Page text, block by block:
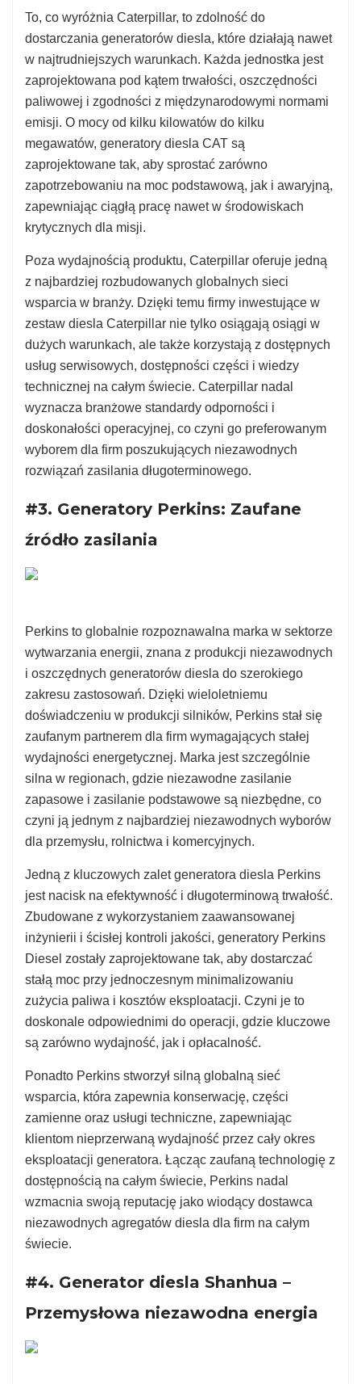
To, co wyróżnia Caterpillar, to zdolność do
dostarczania generatorów diesla, które działają nawet
w najtrudniejszych warunkach. Każda jednostka jest
zaprojektowana pod kątem trwałości, oszczędności
paliwowej i zgodności z międzynarodowymi normami
emisji. O mocy od kilku kilowatów do kilku
megawatów, generatory diesla CAT są
zaprojektowane tak, aby sprostać zarówno
zapotrzebowaniu na moc podstawową, jak i awaryjną,
zapewniając ciągłą pracę nawet w środowiskach
krytycznych dla misji.
Poza wydajnością produktu, Caterpillar oferuje jedną
z najbardziej rozbudowanych globalnych sieci
wsparcia w branży. Dzięki temu firmy inwestujące w
zestaw diesla Caterpillar nie tylko osiągają osiągi w
dużych warunkach, ale także korzystają z dostępnych
usług serwisowych, dostępności części i wiedzy
technicznej na całym świecie. Caterpillar nadal
wyznacza branżowe standardy odporności i
doskonałości operacyjnej, co czyni go preferowanym
wyborem dla firm poszukujących niezawodnych
rozwiązań zasilania długoterminowego.
#3. Generatory Perkins: Zaufane
źródło zasilania
Perkins to globalnie rozpoznawalna marka w sektorze
wytwarzania energii, znana z produkcji niezawodnych
i oszczędnych generatorów diesla do szerokiego
zakresu zastosowań. Dzięki wieloletniemu
doświadczeniu w produkcji silników, Perkins stał się
zaufanym partnerem dla firm wymagających stałej
wydajności energetycznej. Marka jest szczególnie
silna w regionach, gdzie niezawodne zasilanie
zapasowe i zasilanie podstawowe są niezbędne, co
czyni ją jednym z najbardziej niezawodnych wyborów
dla przemysłu, rolnictwa i komercyjnych.
Jedną z kluczowych zalet generatora diesla Perkins
jest nacisk na efektywność i długoterminową trwałość.
Zbudowane z wykorzystaniem zaawansowanej
inżynierii i ścisłej kontroli jakości, generatory Perkins
Diesel zostały zaprojektowane tak, aby dostarczać
stałą moc przy jednoczesnym minimalizowaniu
zużycia paliwa i kosztów eksploatacji. Czyni je to
doskonale odpowiednimi do operacji, gdzie kluczowe
są zarówno wydajność, jak i opłacalność.
Ponadto Perkins stworzył silną globalną sieć
wsparcia, która zapewnia konserwację, części
zamienne oraz usługi techniczne, zapewniając
klientom nieprzerwaną wydajność przez cały okres
eksploatacji generatora. Łącząc zaufaną technologię z
dostępnością na całym świecie, Perkins nadal
wzmacnia swoją reputację jako wiodący dostawca
niezawodnych agregatów diesla dla firm na całym
świecie.
#4. Generator diesla Shanhua –
Przemysłowa niezawodna energia